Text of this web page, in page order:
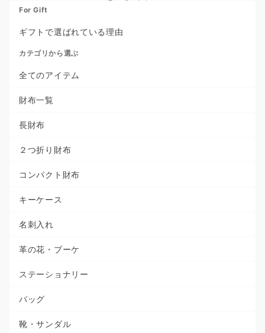
For Gift
ギフトで選ばれている理由
カテゴリから選ぶ
全てのアイテム
財布一覧
長財布
２つ折り財布
コンパクト財布
キーケース
名刺入れ
革の花・ブーケ
ステーショナリー
バッグ
靴・サンダル